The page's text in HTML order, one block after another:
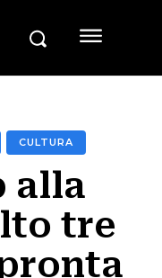
CULTURA
alla
tre